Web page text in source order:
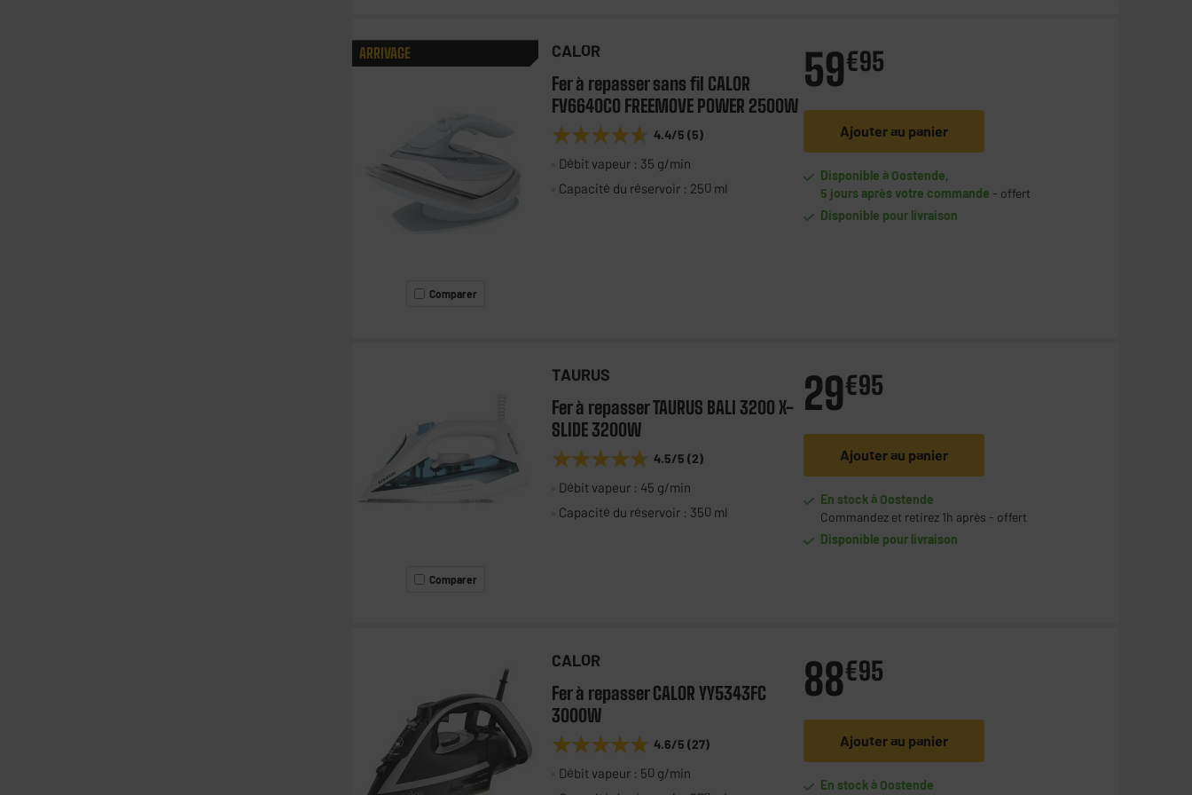
ARRIVAGE
Comparer
CALOR
Fer à repasser sans fil CALOR
FV6640C0 FREEMOVE POWER 2500W
★★★★★
★★★★★ 4.4/5 (5)
Débit vapeur : 35 g/min
Capacité du réservoir : 250 ml
59€95
Ajouter au panier
Disponible à Oostende,
5 jours après votre commande - offert
Disponible pour livraison
Comparer
TAURUS
Fer à repasser TAURUS BALI 3200 X-
SLIDE 3200W
★★★★★
★★★★★ 4.5/5 (2)
Débit vapeur : 45 g/min
Capacité du réservoir : 350 ml
29€95
Ajouter au panier
En stock à Oostende
Commandez et retirez 1h après - offert
Disponible pour livraison
CALOR
Fer à repasser CALOR YY5343FC
3000W
★★★★★
★★★★★ 4.6/5 (27)
Débit vapeur : 50 g/min
88€95
Ajouter au panier
En stock à Oostende